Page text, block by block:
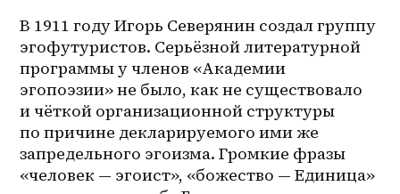
В 1911 году Игорь Северянин создал группу
эгофутуристов. Серьёзной литературной
программы у членов «Академии
эгопоэзии» не было, как не существовало
и чёткой организационной структуры
по причине декларируемого ими же
запредельного эгоизма. Громкие фразы
«человек — эгоист», «божество — Единица»